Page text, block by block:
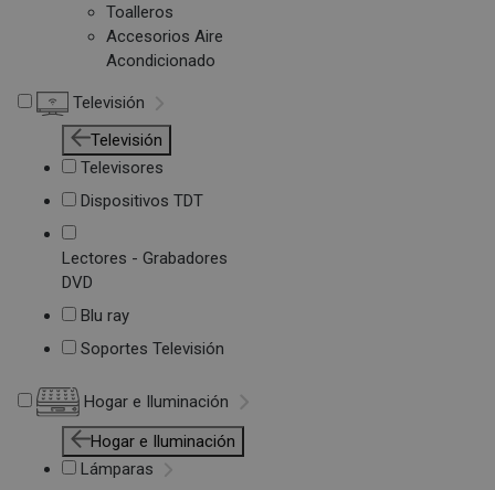
Toalleros
Accesorios Aire
Acondicionado
Televisión
Televisión
Televisores
Dispositivos TDT
Lectores - Grabadores
DVD
Blu ray
Soportes Televisión
Hogar e Iluminación
Hogar e Iluminación
Lámparas